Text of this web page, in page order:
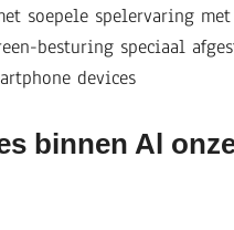
soepele spelervaring met
besturing speciaal
devices
binnen Al